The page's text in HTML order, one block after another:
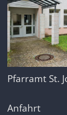
Pfarramt St.
Anfahrt